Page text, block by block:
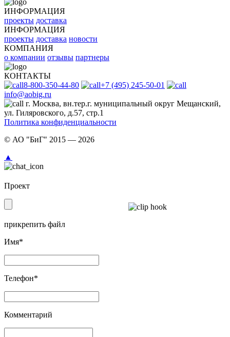
ИНФОРМАЦИЯ
проекты доставка
ИНФОРМАЦИЯ
проекты доставка новости
КОМПАНИЯ
о компании отзывы партнеры
КОНТАКТЫ
8-800-350-44-80
+7 (495) 245-50-01
info@aobig.ru
г. Москва, вн.тер.г. муниципальный округ Мещанский,
ул. Гиляровского, д.57, стр.1
Политика конфиденциальности
© АО "БиГ" 2015 — 2026
▲
Проект
прикрепить файл
Имя*
Телефон*
Комментарий